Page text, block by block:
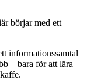
börjar med ett
informationssamtal
– bara för att lära